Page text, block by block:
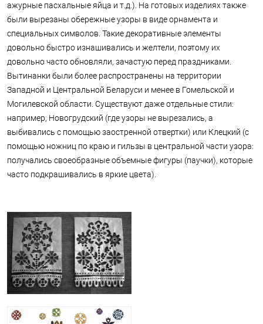
ажурные пасхальные яйца и т.д.). На готовых изделиях также
были вырезаны обережные узоры в виде орнамента и
специальных символов. Такие декоративные элементы
довольно быстро изнашивались и желтели, поэтому их
довольно часто обновляли, зачастую перед праздниками.
Вытинанки были более распространены на территории
Западной и Центральной Беларуси и менее в Гомельской и
Могилевской области. Существуют даже отдельные стили:
например, Новогрудский (где узоры не вырезались, а
выбивались с помощью заостренной отвертки) или Клецкий (с
помощью ножниц по краю и гильзы в центральной части узора:
получались своеобразные объемные фигуры (паучки), которые
часто подкрашивались в яркие цвета).